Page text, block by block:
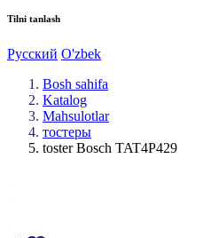
Tilni tanlash
Русский O'zbek
Bosh sahifa
Katalog
Mahsulotlar
тостеры
toster Bosch TAT4P429